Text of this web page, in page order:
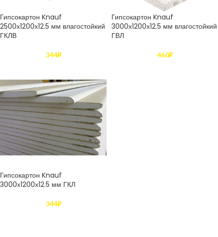
Гипсокартон Knauf
2500х1200х12.5 мм влагостойкий
ГКЛВ
344₽
Гипсокартон Knauf
3000х1200х12.5 мм влагостойкий
ГВЛ
460₽
Гипсокартон Knauf
3000х1200х12.5 мм ГКЛ
344₽